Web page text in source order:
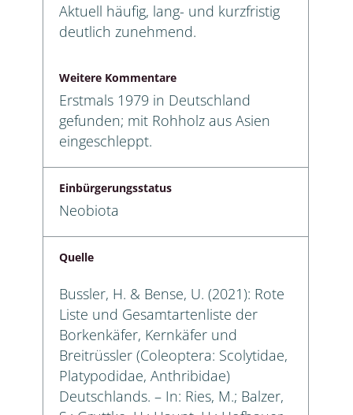
Aktuell häufig, lang- und kurzfristig
deutlich zunehmend.
Weitere Kommentare
Erstmals 1979 in Deutschland
gefunden; mit Rohholz aus Asien
eingeschleppt.
Einbürgerungsstatus
Neobiota
Quelle
Bussler, H. & Bense, U. (2021): Rote
Liste und Gesamtartenliste der
Borkenkäfer, Kernkäfer und
Breitrüssler (Coleoptera: Scolytidae,
Platypodidae, Anthribidae)
Deutschlands. – In: Ries, M.; Balzer,